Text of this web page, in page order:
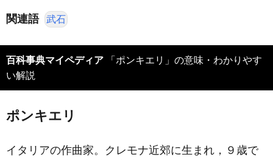
関連語 武石
百科事典マイペディア 「ポンキエリ」の意味・わかりやす
い解説
ポンキエリ
イタリアの作曲家。クレモナ近郊に生まれ，９歳で